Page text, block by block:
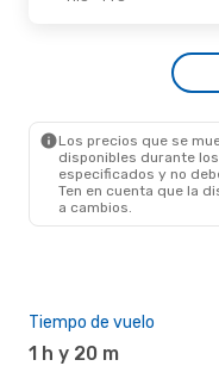
-
Spring Airlines Japan
Los precios que se
disponibles durante
especificados y no
Ten en cuenta que la
a cambios.
Tiempo de vuelo
1 h y 20 m